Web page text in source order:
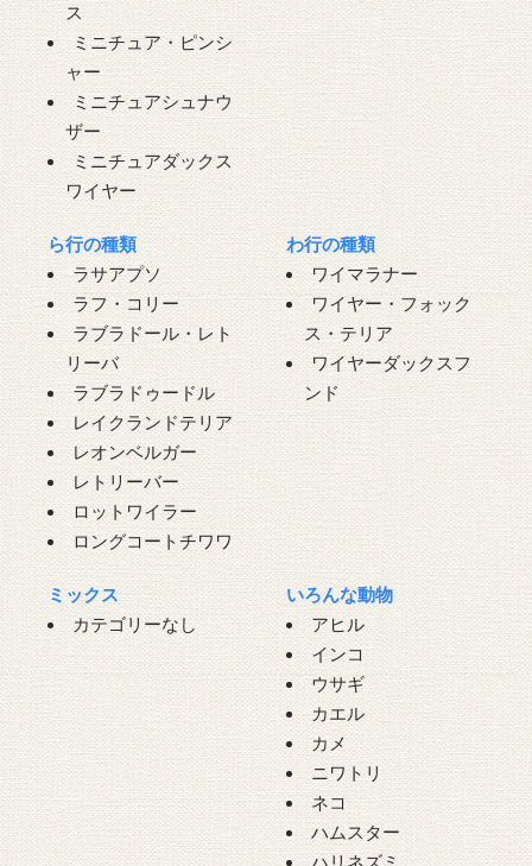
ス
ミニチュア・ピンシ
ャー
ミニチュアシュナウ
ザー
ミニチュアダックス
ワイヤー
ら行の種類
ラサアプソ
ラフ・コリー
ラブラドール・レト
リーバ
ラブラドゥードル
レイクランドテリア
レオンベルガー
レトリーバー
ロットワイラー
ロングコートチワワ
わ行の種類
ワイマラナー
ワイヤー・フォック
ス・テリア
ワイヤーダックスフ
ンド
ミックス
カテゴリーなし
いろんな動物
アヒル
インコ
ウサギ
カエル
カメ
ニワトリ
ネコ
ハムスター
ハリネズミ